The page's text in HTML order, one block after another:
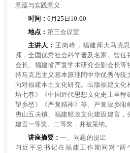
意蕴与实践意义
时间： 6月25日10:00
地点： 第三会议室
主讲人： 王岗峰 ， 福建师大马克
师，全国优秀社会科学普及名家。曾任
会长、福建省严复学术研究会副会长等
持马克思主义基本原理同中华优秀传统
向对福建本土文化研究。出版福建文化
坊七巷》《中国近代思想文化史上里
望乡愁》《严复精神》等。严复故乡阳
夷山五夫镇、福建船政文化建设建言，
建言一等奖、二等奖，并被采纳。
讲座摘要： 一、问题的提出
习近平总书记在福建工作期间对“两